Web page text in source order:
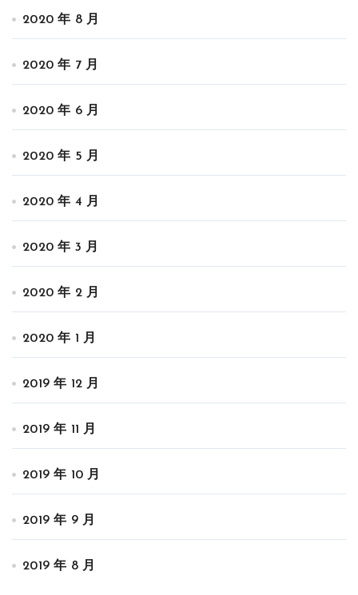
2020 年 8 月
2020 年 7 月
2020 年 6 月
2020 年 5 月
2020 年 4 月
2020 年 3 月
2020 年 2 月
2020 年 1 月
2019 年 12 月
2019 年 11 月
2019 年 10 月
2019 年 9 月
2019 年 8 月